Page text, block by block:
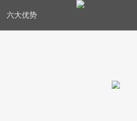
六大优势